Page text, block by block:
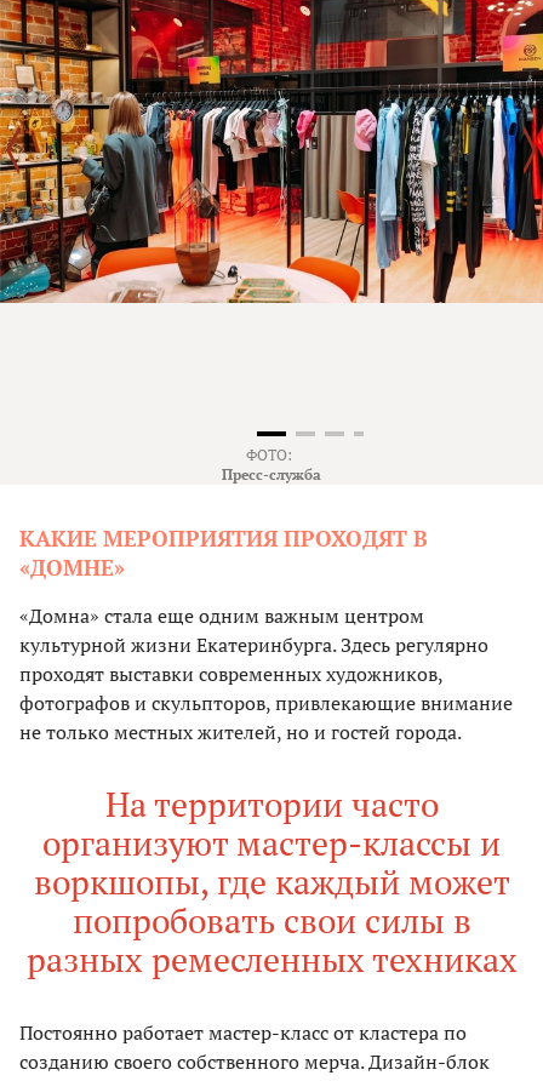
ФОТО:
Пресс-служба
КАКИЕ МЕРОПРИЯТИЯ ПРОХОДЯТ В
«ДОМНЕ»
«Домна» стала еще одним важным центром
культурной жизни Екатеринбурга. Здесь регулярно
проходят выставки современных художников,
фотографов и скульпторов, привлекающие внимание
не только местных жителей, но и гостей города.
На территории часто
организуют мастер-классы и
воркшопы, где каждый может
попробовать свои силы в
разных ремесленных техниках
Постоянно работает мастер-класс от кластера по
созданию своего собственного мерча. Дизайн-блок